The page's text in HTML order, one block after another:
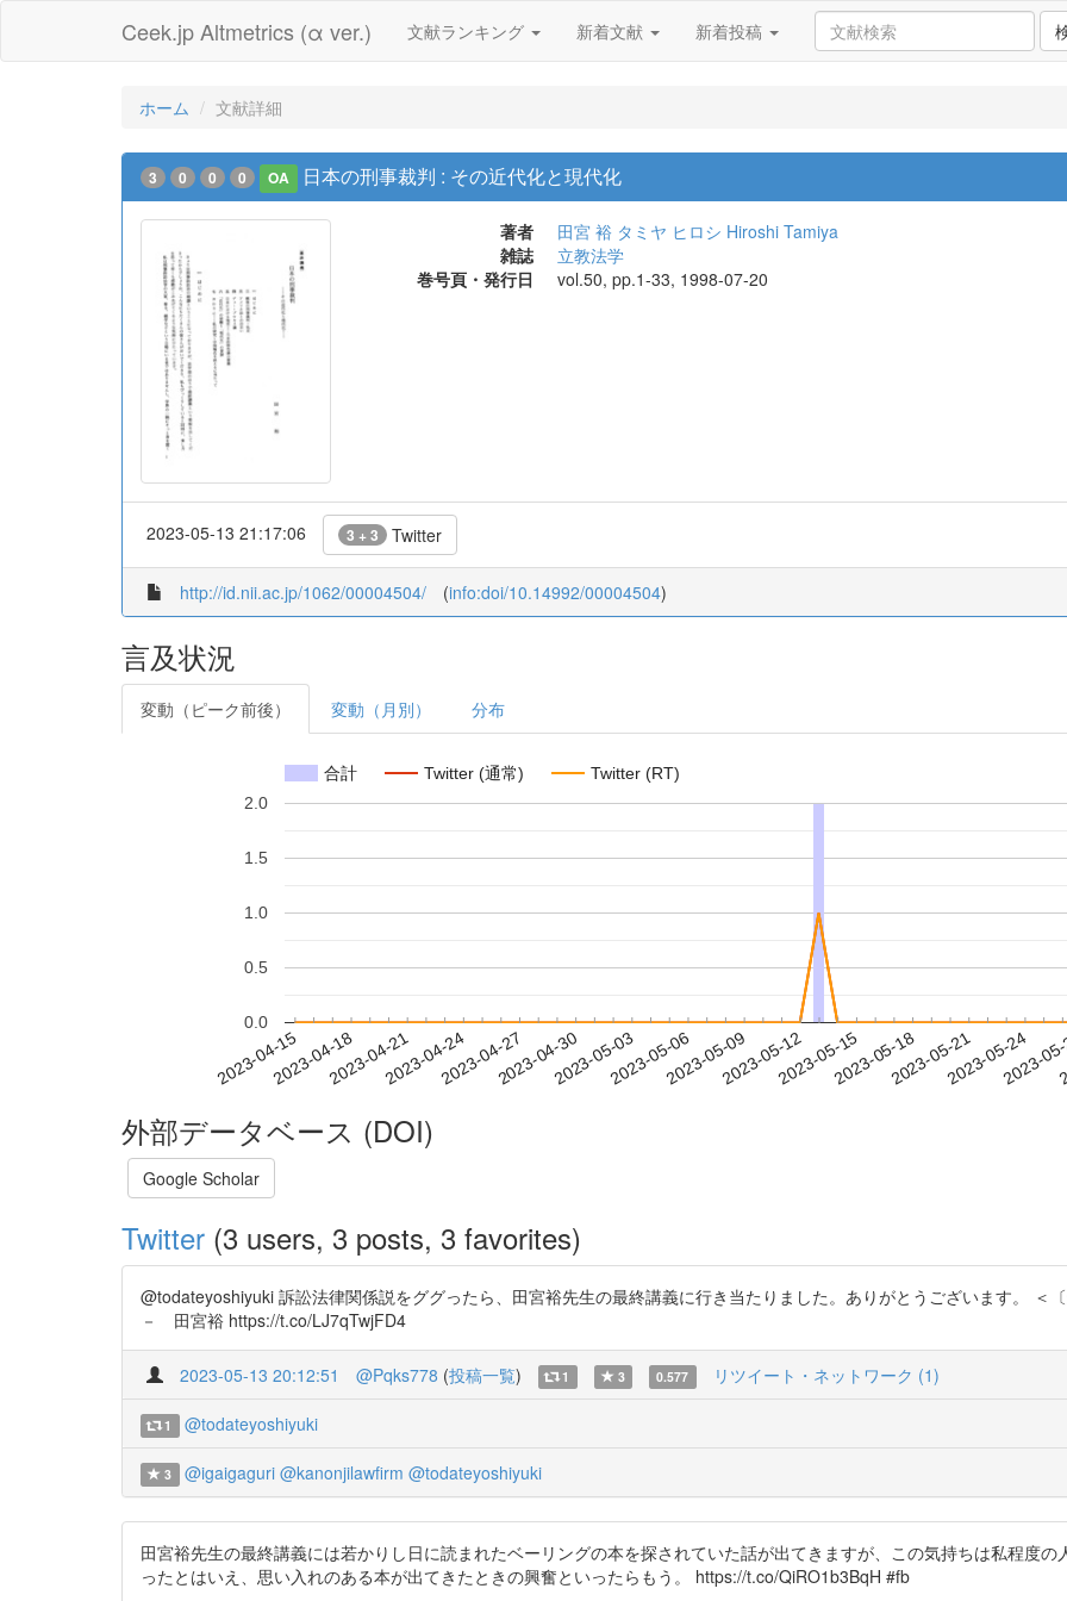
Ceek.jp Altmetrics (α ver.) 文献ランキング 新着文献 新着投稿
ホーム 文献詳細
3 0 0 0 OA 日本の刑事裁判 : その近代化と現代化
著者 田宮 裕 タミヤ ヒロシ Hiroshi Tamiya
雑誌
立教法学
巻号頁・発行日
vol.50, pp.1-33, 1998-07-20
2023-05-13 21:17:06 3 + 3 Twitter
http://id.nii.ac.jp/1062/00004504/ (info:doi/10.14992/00004504)
言及状況
変動（ピーク前後） 変動（月別） 分布
合計 Twitter (通常) Twitter (RT)
2023-04-152023-04-182023-04-212023-04-242023-04-272023-04-302023-05-032023-05-062023-05-092023-05-122023-05-152023-05-182023-05-212023-05-24
2023-
0.0
0.5
1.0
1.5
2.0
外部データベース (DOI)
Google Scholar
Twitter (3 users, 3 posts, 3 favorites)
@todateyoshiyuki 訴訟法律関係説をググったら、田宮裕先生の最終講義に行き当たりました。ありがとうございます。 ＜
－ 田宮裕 https://t.co/LJ7qTwjFD4
2023-05-13 20:12:51 @Pqks778 (投稿一覧) 1 3 0.577 リツイート・ネットワーク (1)
1 @todateyoshiyuki
3 @igaigaguri @kanonjilawfirm @todateyoshiyuki
田宮裕先生の最終講義には若かりし日に読まれたベーリングの本を探されていた話が出てきますが、この気持ちは私程度
ったとはいえ、思い入れのある本が出てきたときの興奮といったらもう。 https://t.co/QiRO1b3BqH #fb